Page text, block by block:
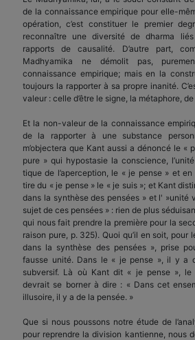
de la connaissance empirique pour elle-
opération, c’est constituer le premier
reconnaître une diversité de dharma
rapports de causalité. D’autre part,
Madhyamika ne démolit pas,
connaissance empirique; mais en la
toujours la rapporter à sa propre inanité.
valeur : celle d’être le signe, la métaphore,
Et la non-valeur de la connaissance
de la rapporter à une substance
m’objectera que Kant aussi a dénoncé le «
pure » qui hypostasie la conscience,
tique de l’aperception, le « je pense » et
tire du « je pense » le « je suis »; et Kant
dans la synthèse des pensées » et l' »unité
sujet de ces pensées » : rien de plus
qui nous fait prendre la première pour la
raison pure, p. 325). Quoi qu’il en soit, pour
dans la synthèse des pensées », prise
fausse unité. Dans le « je pense », il y a
subversif. Là où Kant dit « je pense », le
devrait se borner à dire : « Dans cet
illusoire, il y a de la pensée. »
Que si nous poussons notre étude de
pour reprendre la division kantienne, nous